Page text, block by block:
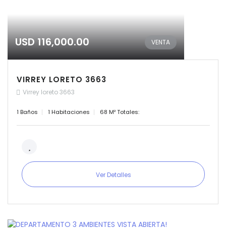
USD 116,000.00 VENTA
VIRREY LORETO 3663
Virrey loreto 3663
1 Baños 1 Habitaciones 68 M² Totales:
Ver Detalles